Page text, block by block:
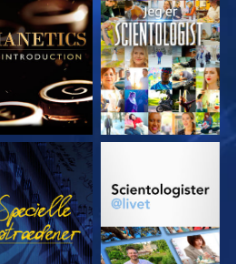
SERIEN SE
SE UDFORSK SERIEN